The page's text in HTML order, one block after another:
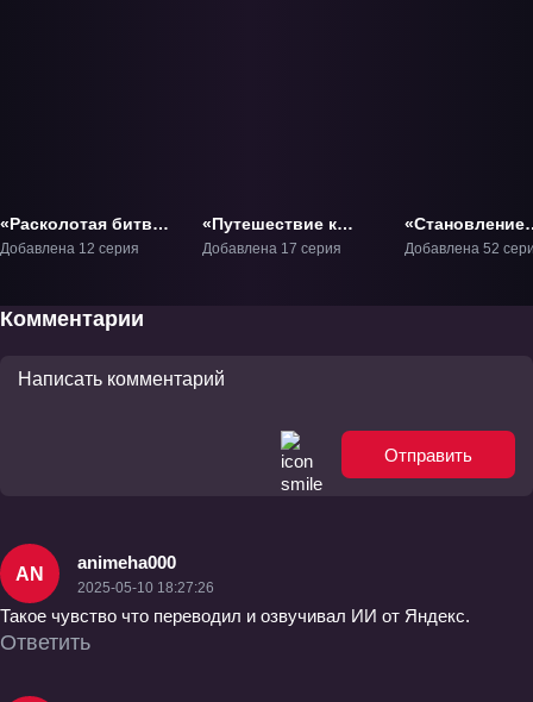
«Расколотая битвой
синева небес» ТВ-1
Добавлена 12 серия
«Путешествие к
Бессмертию» ТВ-1
Добавлена 17 серия
«Становление
богом» ТВ-1
Добавлена 52
Комментарии
Отправить
AN
animeha000
2025-05-10 18:27:26
Такое чувство что переводил и озвучивал ИИ от Яндекс.
Ответить